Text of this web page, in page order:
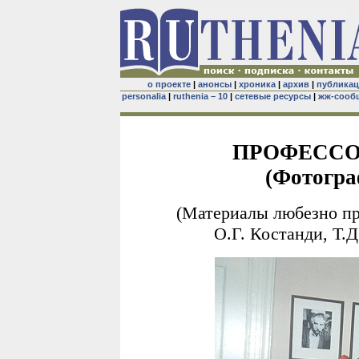
о проекте| анонсы| хроника| архив|
personalia| ruthenia – 10| сетевые ресурсы| жж-
(Материалы любезно
О.Г. Костанди,